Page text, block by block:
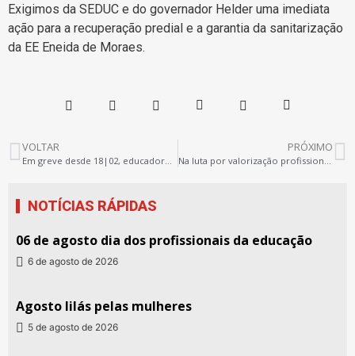
Exigimos da SEDUC e do governador Helder uma imediata
ação para a recuperação predial e a garantia da sanitarização
da EE Eneida de Moraes.
VOLTAR PRÓXIMO
NOTÍCIAS RÁPIDAS
06 de agosto dia dos profissionais da educação
6 de agosto de 2026
Agosto lilás pelas mulheres
5 de agosto de 2026